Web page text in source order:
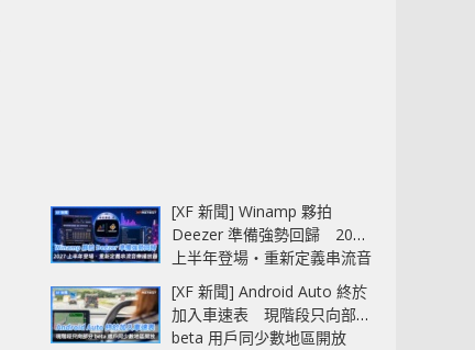
[XF 新聞] Winamp 夥拍
Deezer 準備強勢回歸 2027
上半年登場‧重新定義串流音
樂播放器
[XF 新聞] Android Auto 終於
加入車速表 現階段只向部分
beta 用戶同少數地區開放